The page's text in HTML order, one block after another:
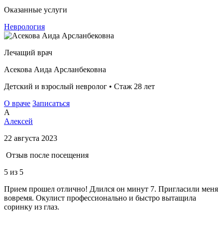
Оказанные услуги
Неврология
Лечащий врач
Асекова Аида Арсланбековна
Детский и взрослый невролог • Стаж 28 лет
О враче Записаться
А
Алексей
22 августа 2023
Отзыв после посещения
5 из 5
Прием прошел отлично! Длился он минут 7. Пригласили меня
вовремя. Окулист профессионально и быстро вытащила
соринку из глаз.